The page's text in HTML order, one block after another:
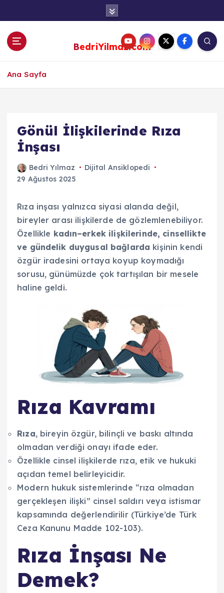
BedriYilmaz.com
Ana Sayfa
Gönül İlişkilerinde Rıza
İnşası
Bedri Yılmaz
Dijital Ansiklopedi
29 Ağustos 2025
Rıza inşası yalnızca siyasi alanda değil,
bireyler arası ilişkilerde de gözlemlenebiliyor.
Özellikle kadın–erkek ilişkilerinde, cinsellikte
ve gündelik duygusal bağlarda kişinin kendi
özgür iradesini ortaya koyup koymadığı
sorusu, günümüzde çok tartışılan bir mesele
haline geldi.
Rıza Kavramı
Rıza, bireyin özgür, bilinçli ve baskı altında
olmadan verdiği onayı ifade eder.
Özellikle cinsel ilişkilerde rıza, etik ve hukuki
açıdan temel belirleyicidir.
Modern hukuk sistemlerinde “rıza olmadan
gerçekleşen ilişki” cinsel saldırı veya istismar
kapsamında değerlendirilir (Türkiye’de Türk
Ceza Kanunu Madde 102-103).
Rıza İnşası Ne
Demek?